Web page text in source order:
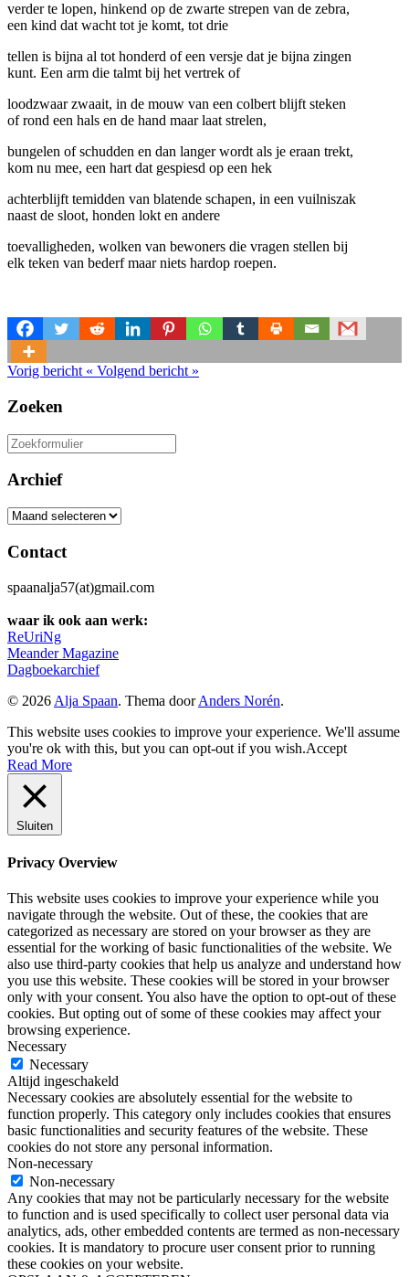
verder te lopen, hinkend op de zwarte strepen van de zebra,
een kind dat wacht tot je komt, tot drie
tellen is bijna al tot honderd of een versje dat je bijna zingen
kunt. Een arm die talmt bij het vertrek of
loodzwaar zwaait, in de mouw van een colbert blijft steken
of rond een hals en de hand maar laat strelen,
bungelen of schudden en dan langer wordt als je eraan trekt,
kom nu mee, een hart dat gespiesd op een hek
achterblijft temidden van blatende schapen, in een vuilniszak
naast de sloot, honden lokt en andere
toevalligheden, wolken van bewoners die vragen stellen bij
elk teken van bederf maar niets hardop roepen.
Vorig bericht « Volgend bericht »
Zoeken
Zoeken
naar:
Archief
Archief
Contact
spaanalja57(at)gmail.com
waar ik ook aan werk:
ReUriNg
Meander Magazine
Dagboekarchief
© 2026 Alja Spaan. Thema doorAnders Norén.
This website uses cookies to improve your experience. We'll assume
you're ok with this, but you can opt-out if you wish.Accept
Read More
Sluiten
Privacy Overview
This website uses cookies to improve your experience while you
navigate through the website. Out of these, the cookies that are
categorized as necessary are stored on your browser as they are
essential for the working of basic functionalities of the website. We
also use third-party cookies that help us analyze and understand how
you use this website. These cookies will be stored in your browser
only with your consent. You also have the option to opt-out of these
cookies. But opting out of some of these cookies may affect your
browsing experience.
Necessary
Necessary
Altijd ingeschakeld
Necessary cookies are absolutely essential for the website to
function properly. This category only includes cookies that ensures
basic functionalities and security features of the website. These
cookies do not store any personal information.
Non-necessary
Non-necessary
Any cookies that may not be particularly necessary for the website
to function and is used specifically to collect user personal data via
analytics, ads, other embedded contents are termed as non-necessary
cookies. It is mandatory to procure user consent prior to running
these cookies on your website.